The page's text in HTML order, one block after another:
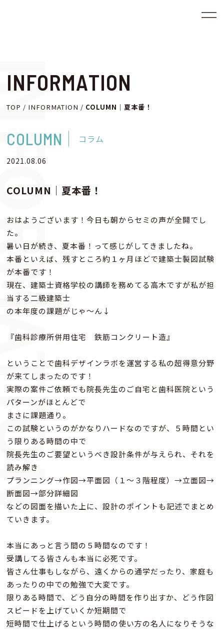
INFORMATION
TOP / INFORMATION / COLUMN｜夏本番！
COLUMN コラム
2021.08.06
COLUMN｜夏本番！
おはようございます！今日も朝からセミの声が全開でし
た。
暑い日が続き、夏本番！って感じがしてきましたね。
本番といえば、残すところ約１ヶ月ほどで建築士製図試験
が本番です！
現在、建築士資格学校の講師を務めてる高木ですが私が担
当する二級建築士
の本年度の課題がじゃ～ん↓
『歯科診療所併用住宅 鉄筋コンクリート造』
ということで歯科デザインラボを運営する私の超得意分野
が来てしまったのです！
実際の案件ご依頼でも院長先生のご自宅と歯科医院という
パターンがほとんどで
まさに課題通り。
この試験というのがかなりハードなのですが、５時間とい
う限りある時間の中で
院長先生のご要望というべき設計条件が与えられ、それを
読み解き
プランニング→作図→平面図（１～３階程度）→立面図→
断面図→部分詳細図
などの図面を描いた上に、設計のポイントも記述でまとめ
ていきます。
本当にあっと言う間の５時間なのです！
受講してる皆さんも本当に必死です。
皆さん仕事もしながら、遠くからの通学だったり、家庭も
あったりの中での勉強で大変です。
限りある時間で、どう自分の時間を作り出すか、どう作図
スピードを上げていくか短期間で
短時間で仕上げるという時間の使い方の名人になりそうな